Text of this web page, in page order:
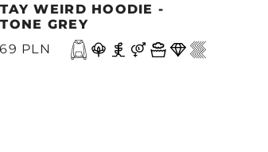
WEIRD HOODIE -
GREY
PLN